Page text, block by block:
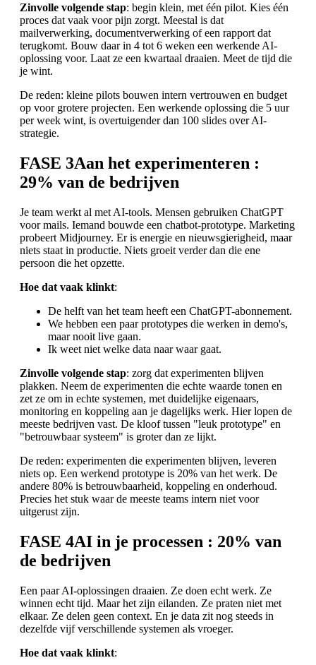
Zinvolle volgende stap: begin klein, met één pilot. Kies één
proces dat vaak voor pijn zorgt. Meestal is dat
mailverwerking, documentverwerking of een rapport dat
terugkomt. Bouw daar in 4 tot 6 weken een werkende AI-
oplossing voor. Laat ze een kwartaal draaien. Meet de tijd die
je wint.
De reden: kleine pilots bouwen intern vertrouwen en budget
op voor grotere projecten. Een werkende oplossing die 5 uur
per week wint, is overtuigender dan 100 slides over AI-
strategie.
FASE 3Aan het experimenteren :
29% van de bedrijven
Je team werkt al met AI-tools. Mensen gebruiken ChatGPT
voor mails. Iemand bouwde een chatbot-prototype. Marketing
probeert Midjourney. Er is energie en nieuwsgierigheid, maar
niets staat in productie. Niets groeit verder dan die ene
persoon die het opzette.
Hoe dat vaak klinkt:
De helft van het team heeft een ChatGPT-abonnement.
We hebben een paar prototypes die werken in demo's,
maar nooit live gaan.
Ik weet niet welke data naar waar gaat.
Zinvolle volgende stap: zorg dat experimenten blijven
plakken. Neem de experimenten die echte waarde tonen en
zet ze om in echte systemen, met duidelijke eigenaars,
monitoring en koppeling aan je dagelijks werk. Hier lopen de
meeste bedrijven vast. De kloof tussen "leuk prototype" en
"betrouwbaar systeem" is groter dan ze lijkt.
De reden: experimenten die experimenten blijven, leveren
niets op. Een werkend prototype is 20% van het werk. De
andere 80% is betrouwbaarheid, koppeling en onderhoud.
Precies het stuk waar de meeste teams intern niet voor
uitgerust zijn.
FASE 4AI in je processen : 20% van
de bedrijven
Een paar AI-oplossingen draaien. Ze doen echt werk. Ze
winnen echt tijd. Maar het zijn eilanden. Ze praten niet met
elkaar. Ze delen geen context. En je data zit nog steeds in
dezelfde vijf verschillende systemen als vroeger.
Hoe dat vaak klinkt: